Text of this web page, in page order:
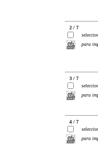
2 / 7
para
3 / 7
para
4 / 7
para